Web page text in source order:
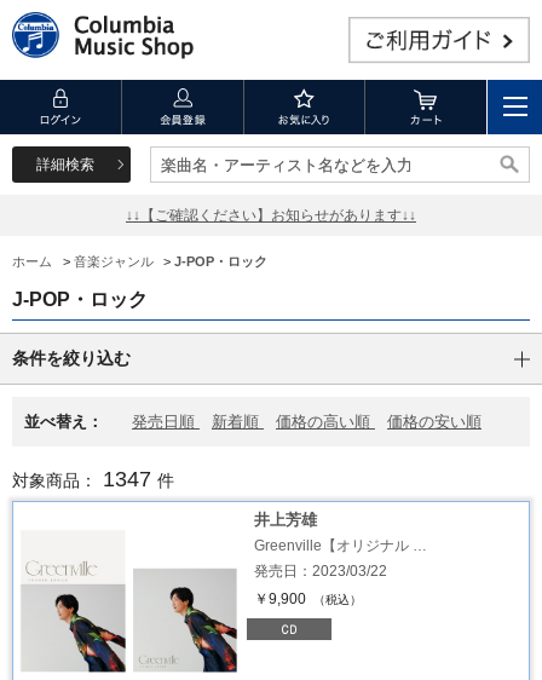
詳細検索 楽曲名・アーティスト名などを入力
楽曲名・アーティスト名などを入力
↓↓【ご確認ください】お知らせがあります↓↓
ホーム > 音楽ジャンル > J-POP・ロック
J-POP・ロック
条件を絞り込む
並べ替え： 発売日順 新着順 価格の高い順 価格の安い順
対象商品： 1347 件
井上芳雄
Greenville【オリジナル …
発売日：2023/03/22
￥9,900
（税込）